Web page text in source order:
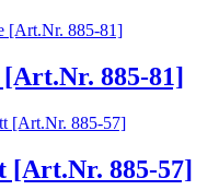
885-81]
[Art.Nr. 885-57]